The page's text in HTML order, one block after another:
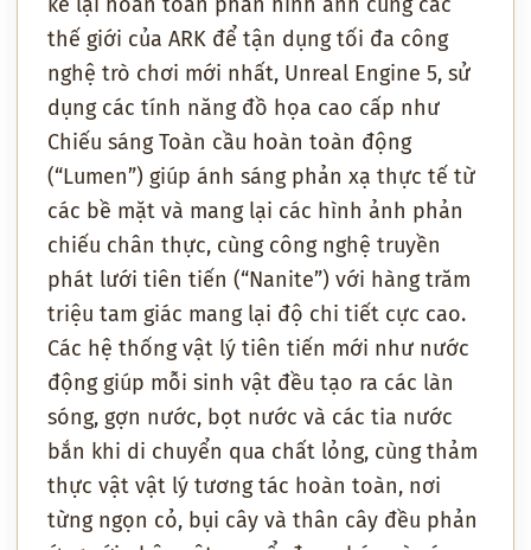
thế giới của ARK để tận dụng tối đa công
nghệ trò chơi mới nhất, Unreal Engine 5, sử
dụng các tính năng đồ họa cao cấp như
Chiếu sáng Toàn cầu hoàn toàn động
(“Lumen”) giúp ánh sáng phản xạ thực tế từ
các bề mặt và mang lại các hình ảnh phản
chiếu chân thực, cùng công nghệ truyền
phát lưới tiên tiến (“Nanite”) với hàng trăm
triệu tam giác mang lại độ chi tiết cực cao.
Các hệ thống vật lý tiên tiến mới như nước
động giúp mỗi sinh vật đều tạo ra các làn
sóng, gợn nước, bọt nước và các tia nước
bắn khi di chuyển qua chất lỏng, cùng thảm
thực vật vật lý tương tác hoàn toàn, nơi
từng ngọn cỏ, bụi cây và thân cây đều phản